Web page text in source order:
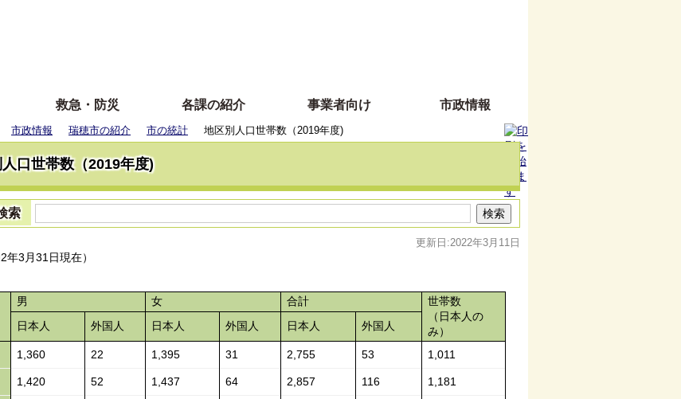
救急・防災 各課の紹介 事業者向け 市政情報
市政情報 瑞穂市の紹介 市の統計 地区別人口世帯数（2019年度)
口世帯数（2019年度)
索
更新日:2022年3月11日
2年3月31日現在）
男 女 合計
世帯数
（日本人の
み）
日本人 外国人 日本人 外国人 日本人 外国人
1,360 22 1,395 31 2,755 53 1,011
1,420 52 1,437 64 2,857 116 1,181